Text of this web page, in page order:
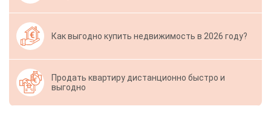
Как выгодно купить недвижимость в 2026 году?
Продать квартиру дистанционно быстро и
выгодно